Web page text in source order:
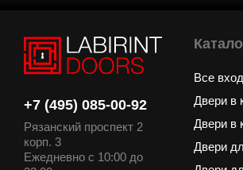
+7 (495) 085-00-92
Рязанский проспект 2
корп. 3
Ежедневно с 10:00 до
Все
Двери в
Двери в
Двери